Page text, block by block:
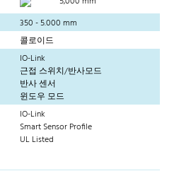
350 - 5.000 mm
콜로이드
IO-Link
근접 스위치/반사모드
반사 센서
윈도우 모드
IO-Link
Smart Sensor Profile
UL Listed